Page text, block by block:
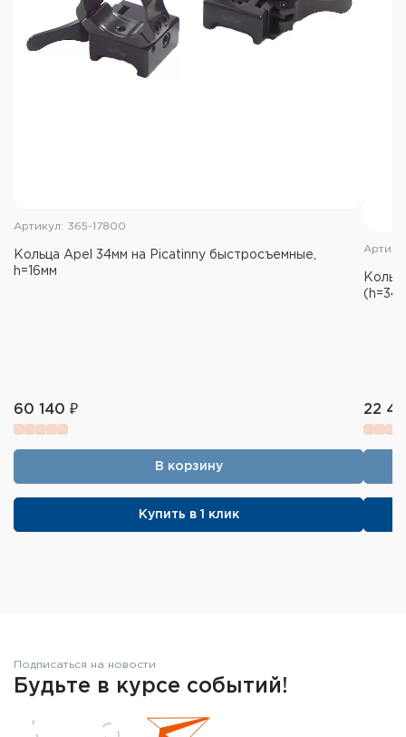
Артикул: 365-17800
Кольца Apel 34мм на Picatinny быстросъемные,
h=16мм
60 140 ₽
В корзину
Купить в 1 клик
22
Подписаться на новости
Будьте в курсе событий!